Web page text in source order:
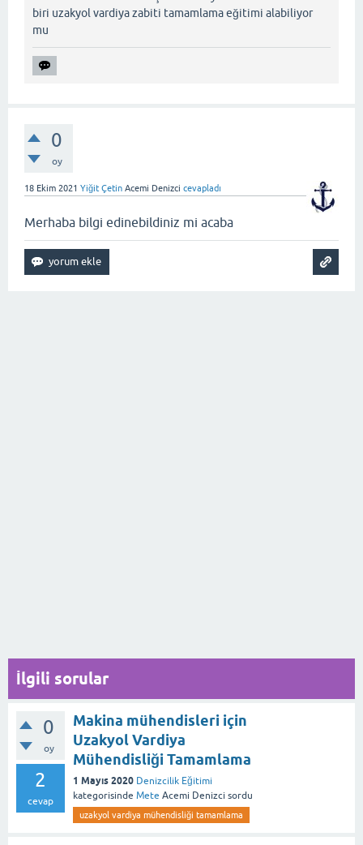
biri uzakyol vardiya zabiti tamamlama eğitimi alabiliyor
mu
0
oy
18 Ekim 2021 Yiğit Çetin Acemi Denizci cevapladı
Merhaba bilgi edinebildiniz mi acaba
İlgili sorular
0
oy
2
cevap
Makina mühendisleri için
Uzakyol Vardiya
Mühendisliği Tamamlama
1 Mayıs 2020 Denizcilik Eğitimi
kategorisinde Mete Acemi Denizci sordu
uzakyol vardiya mühendisliği tamamlama